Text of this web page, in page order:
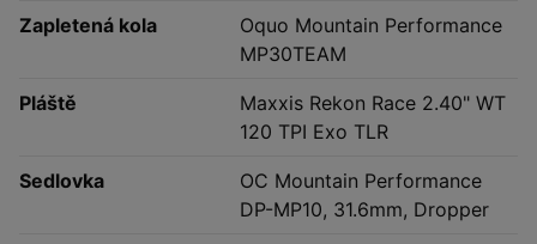
Zapletená kola
Oquo Mountain Performance
MP30TEAM
Pláště
Maxxis Rekon Race 2.40" WT
120 TPI Exo TLR
Sedlovka
OC Mountain Performance
DP-MP10, 31.6mm, Dropper